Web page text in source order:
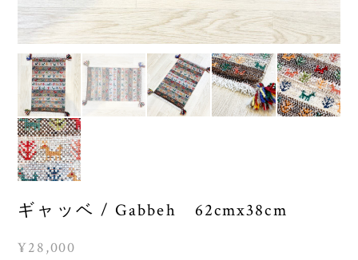
ギャッベ / Gabbeh 62cmx38cm
¥28,000